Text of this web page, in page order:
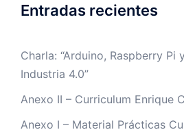
Entradas recientes
Charla: “Arduino, Raspberry Pi
Industria 4.0”
Anexo II – Curriculum Enrique
Anexo I – Material Prácticas